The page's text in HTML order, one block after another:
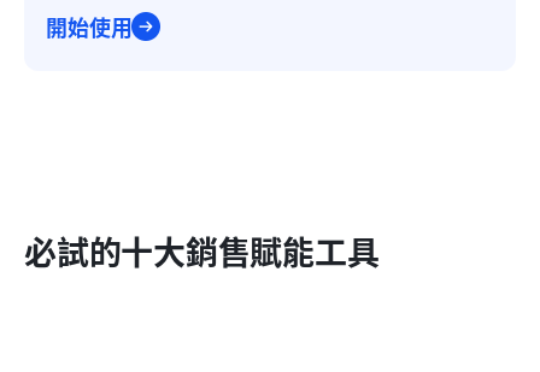
開始使用
必試的十大銷售賦能工具